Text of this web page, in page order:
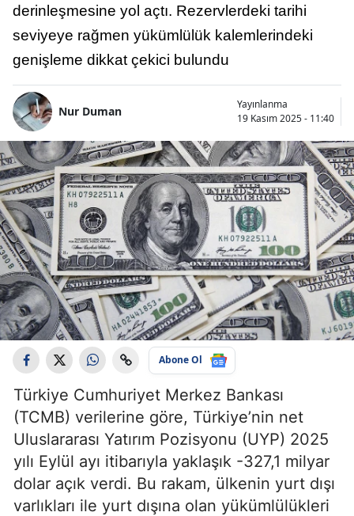
derinleşmesine yol açtı. Rezervlerdeki tarihi
seviyeye rağmen yükümlülük kalemlerindeki
genişleme dikkat çekici bulundu
Nur Duman
Yayınlanma
19 Kasım 2025 - 11:40
Abone Ol
Türkiye Cumhuriyet Merkez Bankası
(TCMB) verilerine göre, Türkiye’nin net
Uluslararası Yatırım Pozisyonu (UYP) 2025
yılı Eylül ayı itibarıyla yaklaşık -327,1 milyar
dolar açık verdi. Bu rakam, ülkenin yurt dışı
varlıkları ile yurt dışına olan yükümlülükleri